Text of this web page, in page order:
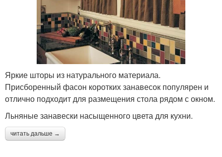
Яркие шторы из натурального материала.
Присборенный фасон коротких занавесок популярен и
отлично подходит для размещения стола рядом с окном.
Льняные занавески насыщенного цвета для кухни.
читать дальше →